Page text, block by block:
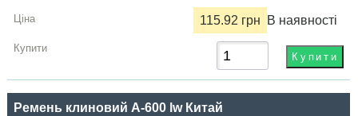
115.92 грн В наявності
Ремень клиновий A-600 lw Китай